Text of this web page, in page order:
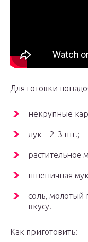
Для готовки
некрупные
лук – 2-3 шт.;
растительное
пшеничная
соль, молотый
вкусу.
Как приготовить: